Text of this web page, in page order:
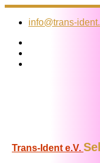
Zum
Inhalt
info@trans-
Trans-Ident e.V.